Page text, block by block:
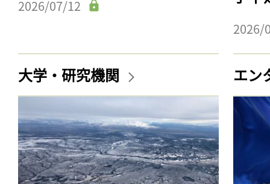
2026/07/12
2026/
大学・研究機関 エン